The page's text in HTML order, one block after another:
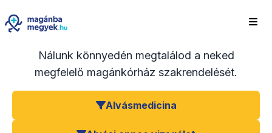
Nálunk könnyedén megtalálod a neked
megfelelő magánkórház szakrendelését.
Alvásmedicina